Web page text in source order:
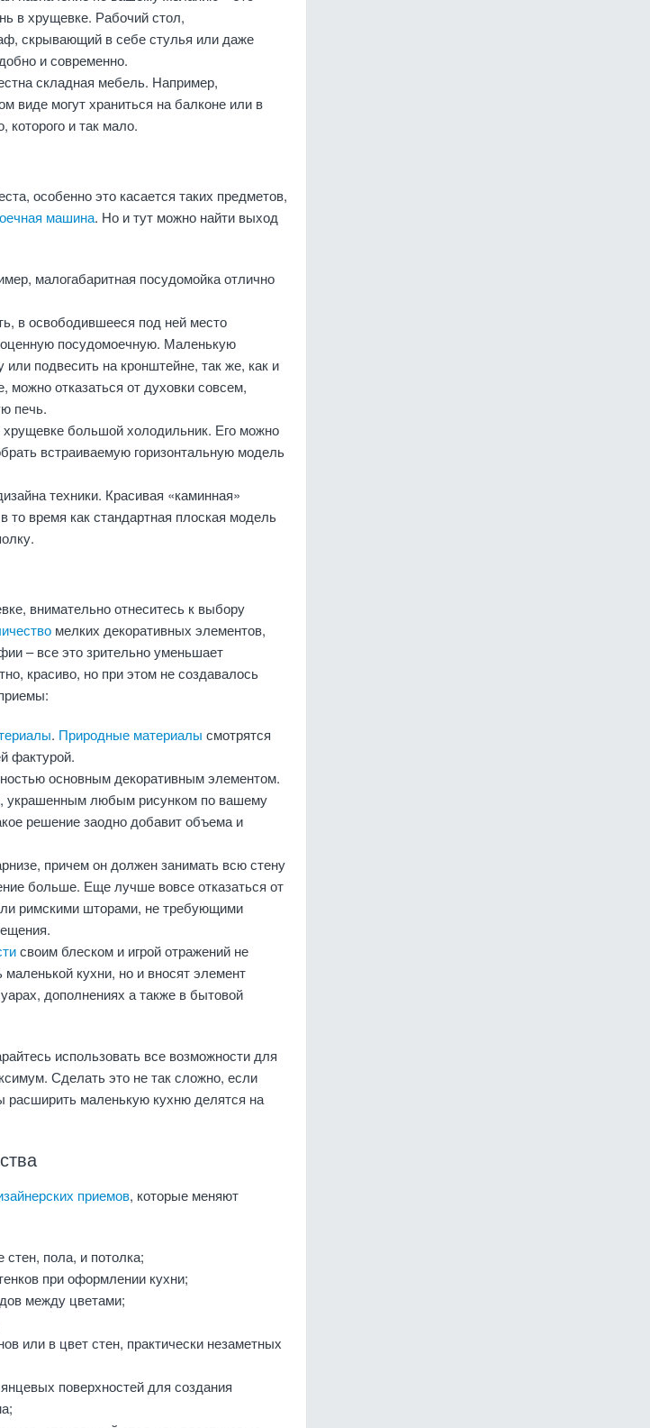
в хрущевке. Рабочий стол,
скрывающий в себе стулья или даже
и современно.
складная мебель. Например,
виде могут храниться на балконе или в
которого и так мало.
особенно это касается таких предметов,
машина. Но и тут можно найти выход
малогабаритная посудомойка отлично
в освободившееся под ней место
посудомоечную. Маленькую
подвесить на кронштейне, так же, как и
можно отказаться от духовки совсем,
печь.
большой холодильник. Его можно
встраиваемую горизонтальную модель
техники. Красивая «каминная»
то время как стандартная плоская модель
внимательно отнеситесь к выбору
мелких декоративных элементов,
– все это зрительно уменьшает
красиво, но при этом не создавалось
. Природные материалы смотрятся
фактурой.
основным декоративным элементом.
украшенным любым рисунком по вашему
решение заодно добавит объема и
причем он должен занимать всю стену
больше. Еще лучше вовсе отказаться от
римскими шторами, не требующими
своим блеском и игрой отражений не
кухни, но и вносят элемент
дополнениях а также в бытовой
использовать все возможности для
Сделать это не так сложно, если
расширить маленькую кухню делятся на
приемов, которые меняют
пола, и потолка;
при оформлении кухни;
между цветами;
или в цвет стен, практически незаметных
поверхностей для создания